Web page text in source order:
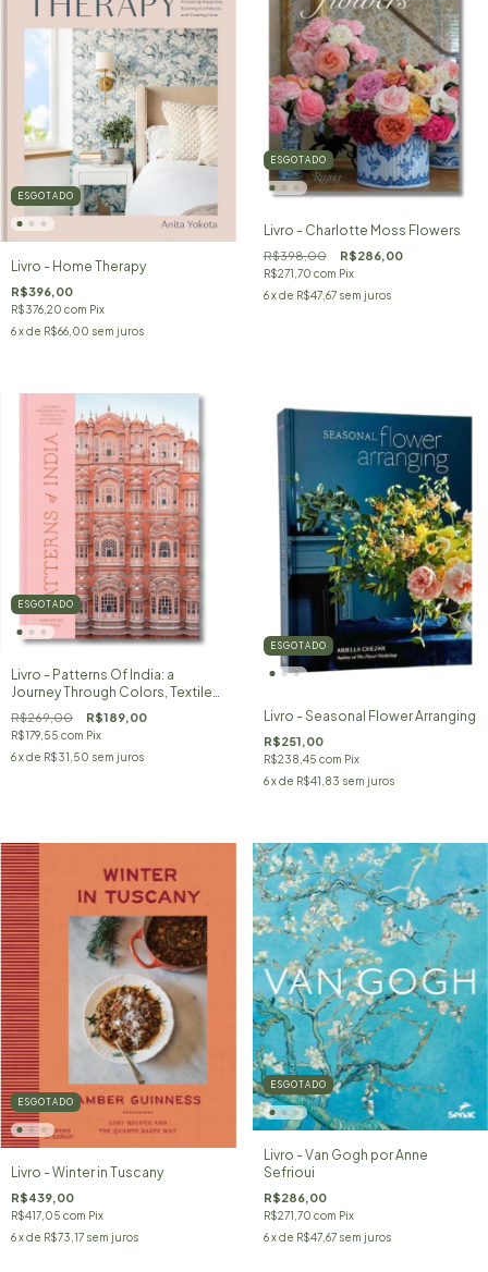
ESGOTADO
Livro - Home Therapy
R$396,00
R$376,20 com Pix
6x de R$66,00 sem juros
ESGOTADO
Livro - Charlotte Moss Flowers
R$398,00 R$286,00
R$271,70 com Pix
6 x de R$47,67 sem juros
ESGOTADO
Livro - Patterns Of India: a
Journey Through Colors, Textiles,
And The Vibrancy of
R$269,00 R$189,00
R$179,55 com Pix
6x de R$31,50 sem juros
ESGOTADO
Livro - Seasonal Flower Arranging
R$251,00
R$238,45 com Pix
6 x de R$41,83 sem juros
ESGOTADO
Livro - Winter in Tuscany
R$439,00
R$417,05 com Pix
6x de R$73,17 sem juros
ESGOTADO
Livro - Van Gogh por Anne
Sefrioui
R$286,00
R$271,70 com Pix
6 x de R$47,67 sem juros